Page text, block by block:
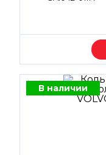
В наличии